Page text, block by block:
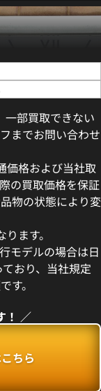
格
28日時点の参考
一部買取できない
までお問い合わせ
価格および当社取
の買取価格を保証
物の状態により変
ます。
モデルの場合は日
おり、当社規定
す。
！ ／
ちら